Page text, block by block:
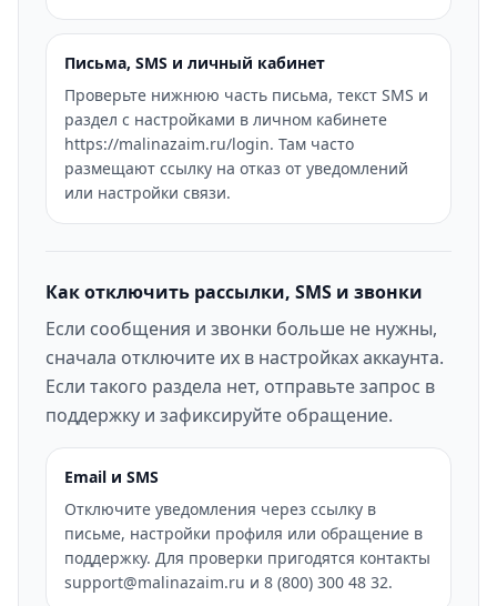
Письма, SMS и личный кабинет
Проверьте нижнюю часть письма, текст SMS и
раздел с настройками в личном кабинете
https://malinazaim.ru/login. Там часто
размещают ссылку на отказ от уведомлений
или настройки связи.
Как отключить рассылки, SMS и звонки
Если сообщения и звонки больше не нужны,
сначала отключите их в настройках аккаунта.
Если такого раздела нет, отправьте запрос в
поддержку и зафиксируйте обращение.
Email и SMS
Отключите уведомления через ссылку в
письме, настройки профиля или обращение в
поддержку. Для проверки пригодятся контакты
support@malinazaim.ru и 8 (800) 300 48 32.